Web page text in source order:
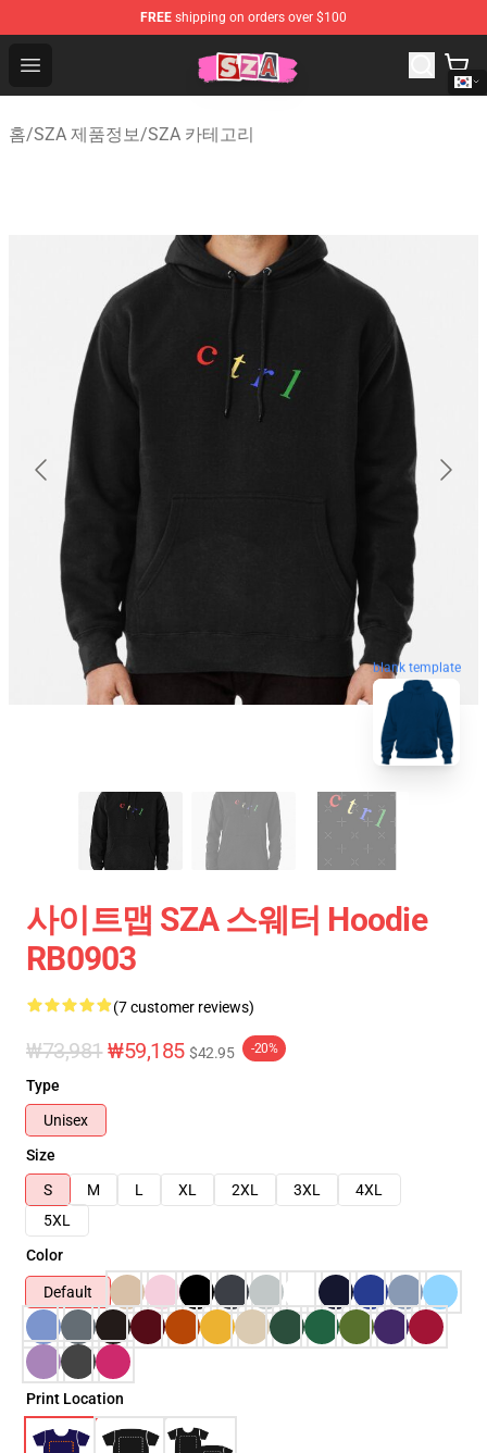
FREE shipping on orders over $100
Open menu
SZA Shop - Official SZA Merchandise Store
홈/SZA 제품정보/SZA 카테고리
blank template
사이트맵 SZA 스웨터 Hoodie
RB0903
(7 customer reviews)
₩73,981 ₩59,185 $42.95 -20%
Type
Unisex
Size
S
M L XL 2XL 3XL
4XL
5XL
Color
Default
Print Location